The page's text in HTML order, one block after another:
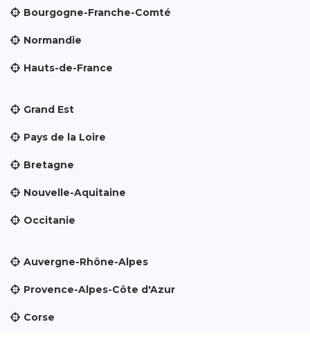
Bourgogne-Franche-Comté
Normandie
Hauts-de-France
Grand Est
Pays de la Loire
Bretagne
Nouvelle-Aquitaine
Occitanie
Auvergne-Rhône-Alpes
Provence-Alpes-Côte d'Azur
Corse